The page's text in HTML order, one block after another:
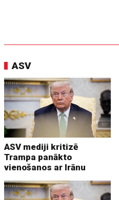
ASV
ASV mediji kritizē
Trampa panākto
vienošanos ar Irānu